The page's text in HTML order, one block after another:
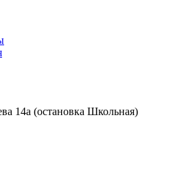
14а (остановка Школьная)